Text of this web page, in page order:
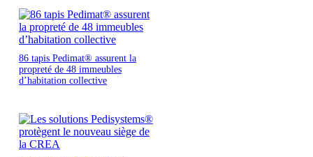
86 tapis Pedimat® assurent la
propreté de 48 immeubles
d’habitation collective